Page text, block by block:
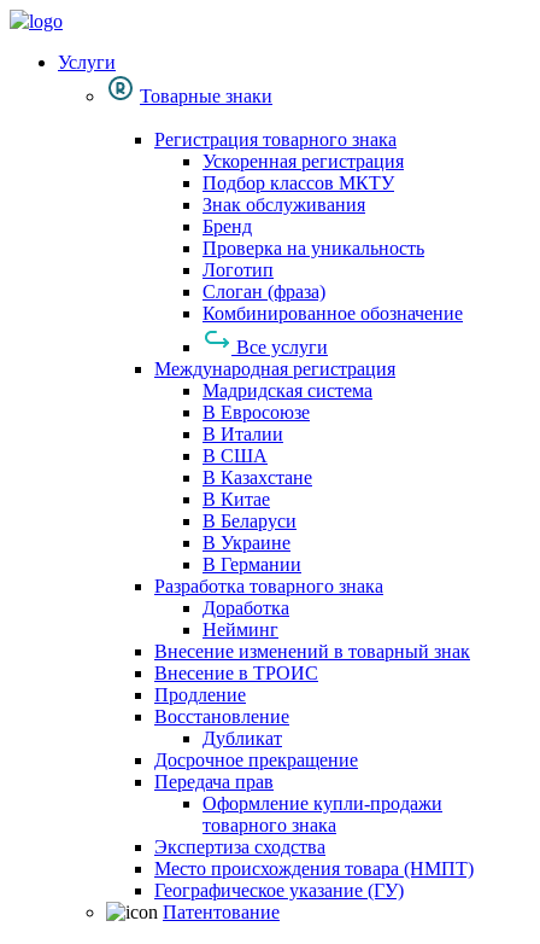
Услуги
Товарные знаки
Регистрация товарного знака
Ускоренная регистрация
Подбор классов МКТУ
Знак обслуживания
Бренд
Проверка на уникальность
Логотип
Слоган (фраза)
Комбинированное обозначение
Все услуги
Международная регистрация
Мадридская система
В Евросоюзе
В Италии
В США
В Казахстане
В Китае
В Беларуси
В Украине
В Германии
Разработка товарного знака
Доработка
Нейминг
Внесение изменений в товарный знак
Внесение в ТРОИС
Продление
Восстановление
Дубликат
Досрочное прекращение
Передача прав
Оформление купли-продажи
товарного знака
Экспертиза сходства
Место происхождения товара (НМПТ)
Географическое указание (ГУ)
Патентование